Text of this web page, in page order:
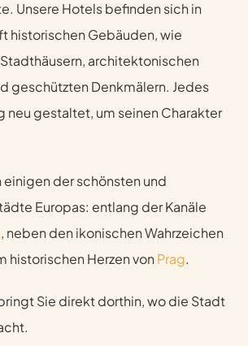
Unsere Hotels befinden sich in
historischen Gebäuden, wie
architektonischen
geschützten Denkmälern. Jedes
neu gestaltet, um seinen Charakter
einigen der schönsten und
Europas: entlang der Kanäle
, neben den ikonischen Wahrzeichen
historischen Herzen von Prag.
Sie direkt dorthin, wo die Stadt